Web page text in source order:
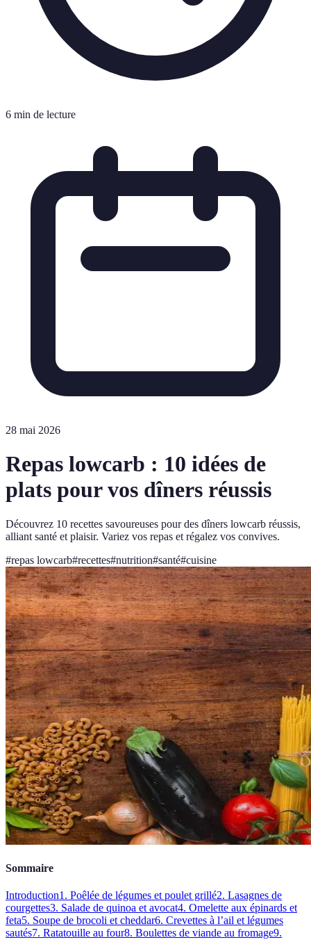
6 min de lecture
28 mai 2026
Repas lowcarb : 10 idées de
plats pour vos dîners réussis
Découvrez 10 recettes savoureuses pour des dîners lowcarb réussis,
alliant santé et plaisir. Variez vos repas et régalez vos convives.
#repas lowcarb#recettes#nutrition#santé#cuisine
Sommaire
Introduction1. Poêlée de légumes et poulet grillé2. Lasagnes de
courgettes3. Salade de quinoa et avocat4. Omelette aux épinards et
feta5. Soupe de brocoli et cheddar6. Crevettes à l’ail et légumes
sautés7. Ratatouille au four8. Boulettes de viande au fromage9.